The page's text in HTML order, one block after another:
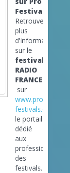
Festivals
Retrouvez
plus
d'informations
sur le
festival
RADIO
FRANCE
sur
www.pro-
festivals.com
le portail
dédié
aux
professionnels
des
festivals.